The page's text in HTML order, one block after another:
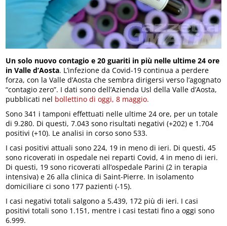
Un solo nuovo contagio e 20 guariti in più nelle ultime 24 ore
in Valle d’Aosta. L’infezione da Covid-19 continua a perdere
forza, con la Valle d’Aosta che sembra dirigersi verso l’agognato
“contagio zero”. I dati sono dell’Azienda Usl della Valle d’Aosta,
pubblicati nel bollettino di oggi, 8 maggio.
Sono 341 i tamponi effettuati nelle ultime 24 ore, per un totale
di 9.280. Di questi, 7.043 sono risultati negativi (+202) e 1.704
positivi (+10). Le analisi in corso sono 533.
I casi positivi attuali sono 224, 19 in meno di ieri. Di questi, 45
sono ricoverati in ospedale nei reparti Covid, 4 in meno di ieri.
Di questi, 19 sono ricoverati all’ospedale Parini (2 in terapia
intensiva) e 26 alla clinica di Saint-Pierre. In isolamento
domiciliare ci sono 177 pazienti (-15).
I casi negativi totali salgono a 5.439, 172 più di ieri. I casi
positivi totali sono 1.151, mentre i casi testati fino a oggi sono
6.999.